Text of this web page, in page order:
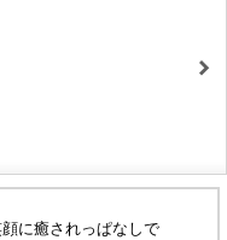
に癒されっぱなしで